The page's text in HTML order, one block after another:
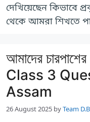
দেখিয়েছেন কিভাবে
থেকে আমরা শিখতে
আমাদের
Class 3
Assam
26 August 2025 byTeam D.B